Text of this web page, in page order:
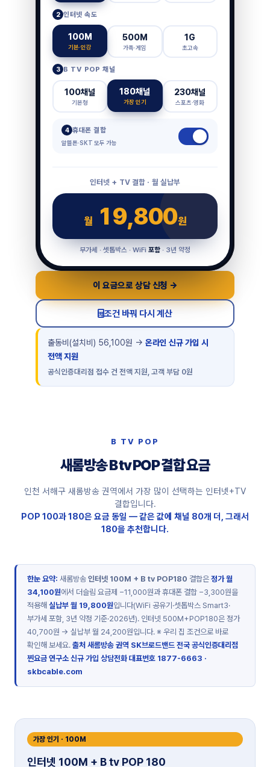
2 인터넷 속도
100M
기본·인강
500M
가족·게임
1G
초고속
3 B TV POP 채널
100채널
기본형
180채널
가장 인기
230채널
스포츠·영화
4 휴대폰 결합
알뜰폰·SKT 모두 가능
인터넷 + TV 결합 · 월 실납부
월 19,800원
부가세 · 셋톱박스 · WiFi 포함 · 3년 약정
이 요금으로 상담 신청 →
조건 바꿔 다시 계산
출동비(설치비) 56,100원 → 온라인 신규 가입 시
전액 지원
공식인증대리점 접수 건 전액 지원, 고객 부담 0원
B TV POP
새롬방송 B tv POP 결합 요금
인천 서해구 새롬방송 권역에서 가장 많이 선택하는 인터넷+TV
결합입니다.
POP 100과 180은 요금 동일 — 같은 값에 채널 80개 더, 그래서
180을 추천합니다.
한눈 요약: 새롬방송 인터넷 100M + B tv POP180 결합은 정가 월
34,100원에서 더슬림 요금제 −11,000원과 휴대폰 결합 −3,300원을
적용해 실납부 월 19,800원입니다(WiFi 공유기·셋톱박스 Smart3·
부가세 포함, 3년 약정 기준·2026년). 인터넷 500M+POP180은 정가
40,700원 → 실납부 월 24,200원입니다. ※ 우리 집 조건으로 바로
확인해 보세요. 출처 새롬방송 권역 SK브로드밴드 전국 공식인증대리점
찐요금 연구소신규 가입 상담전화 대표번호 1877-6663 ·
skbcable.com
가장 인기 · 100M
인터넷 100M + B tv POP 180